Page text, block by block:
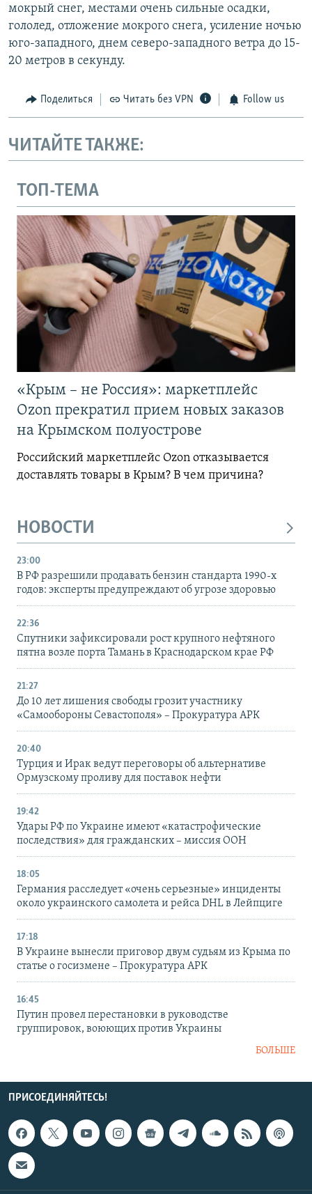
мокрый снег, местами очень сильные осадки,
гололед, отложение мокрого снега, усиление ночью
юго-западного, днем северо-западного ветра до 15-
20 метров в секунду.
Поделиться Читать без VPN Follow us
ЧИТАЙТЕ ТАКЖЕ:
ТОП-ТЕМА
«Крым – не Россия»: маркетплейс
Ozon прекратил прием новых заказов
на Крымском полуострове
Российский маркетплейс Ozon отказывается
доставлять товары в Крым? В чем причина?
НОВОСТИ
23:00
В РФ разрешили продавать бензин стандарта 1990-х
годов: эксперты предупреждают об угрозе здоровью
22:36
Спутники зафиксировали рост крупного нефтяного
пятна возле порта Тамань в Краснодарском крае РФ
21:27
До 10 лет лишения свободы грозит участнику
«Самообороны Севастополя» – Прокуратура АРК
20:40
Турция и Ирак ведут переговоры об альтернативе
Ормузскому проливу для поставок нефти
19:42
Удары РФ по Украине имеют «катастрофические
последствия» для гражданских – миссия ООН
18:05
Германия расследует «очень серьезные» инциденты
около украинского самолета и рейса DHL в Лейпциге
17:18
В Украине вынесли приговор двум судьям из Крыма по
статье о госизмене – Прокуратура АРК
16:45
Путин провел перестановки в руководстве
группировок, воюющих против Украины
БОЛЬШЕ
ПРИСОЕДИНЯЙТЕСЬ!